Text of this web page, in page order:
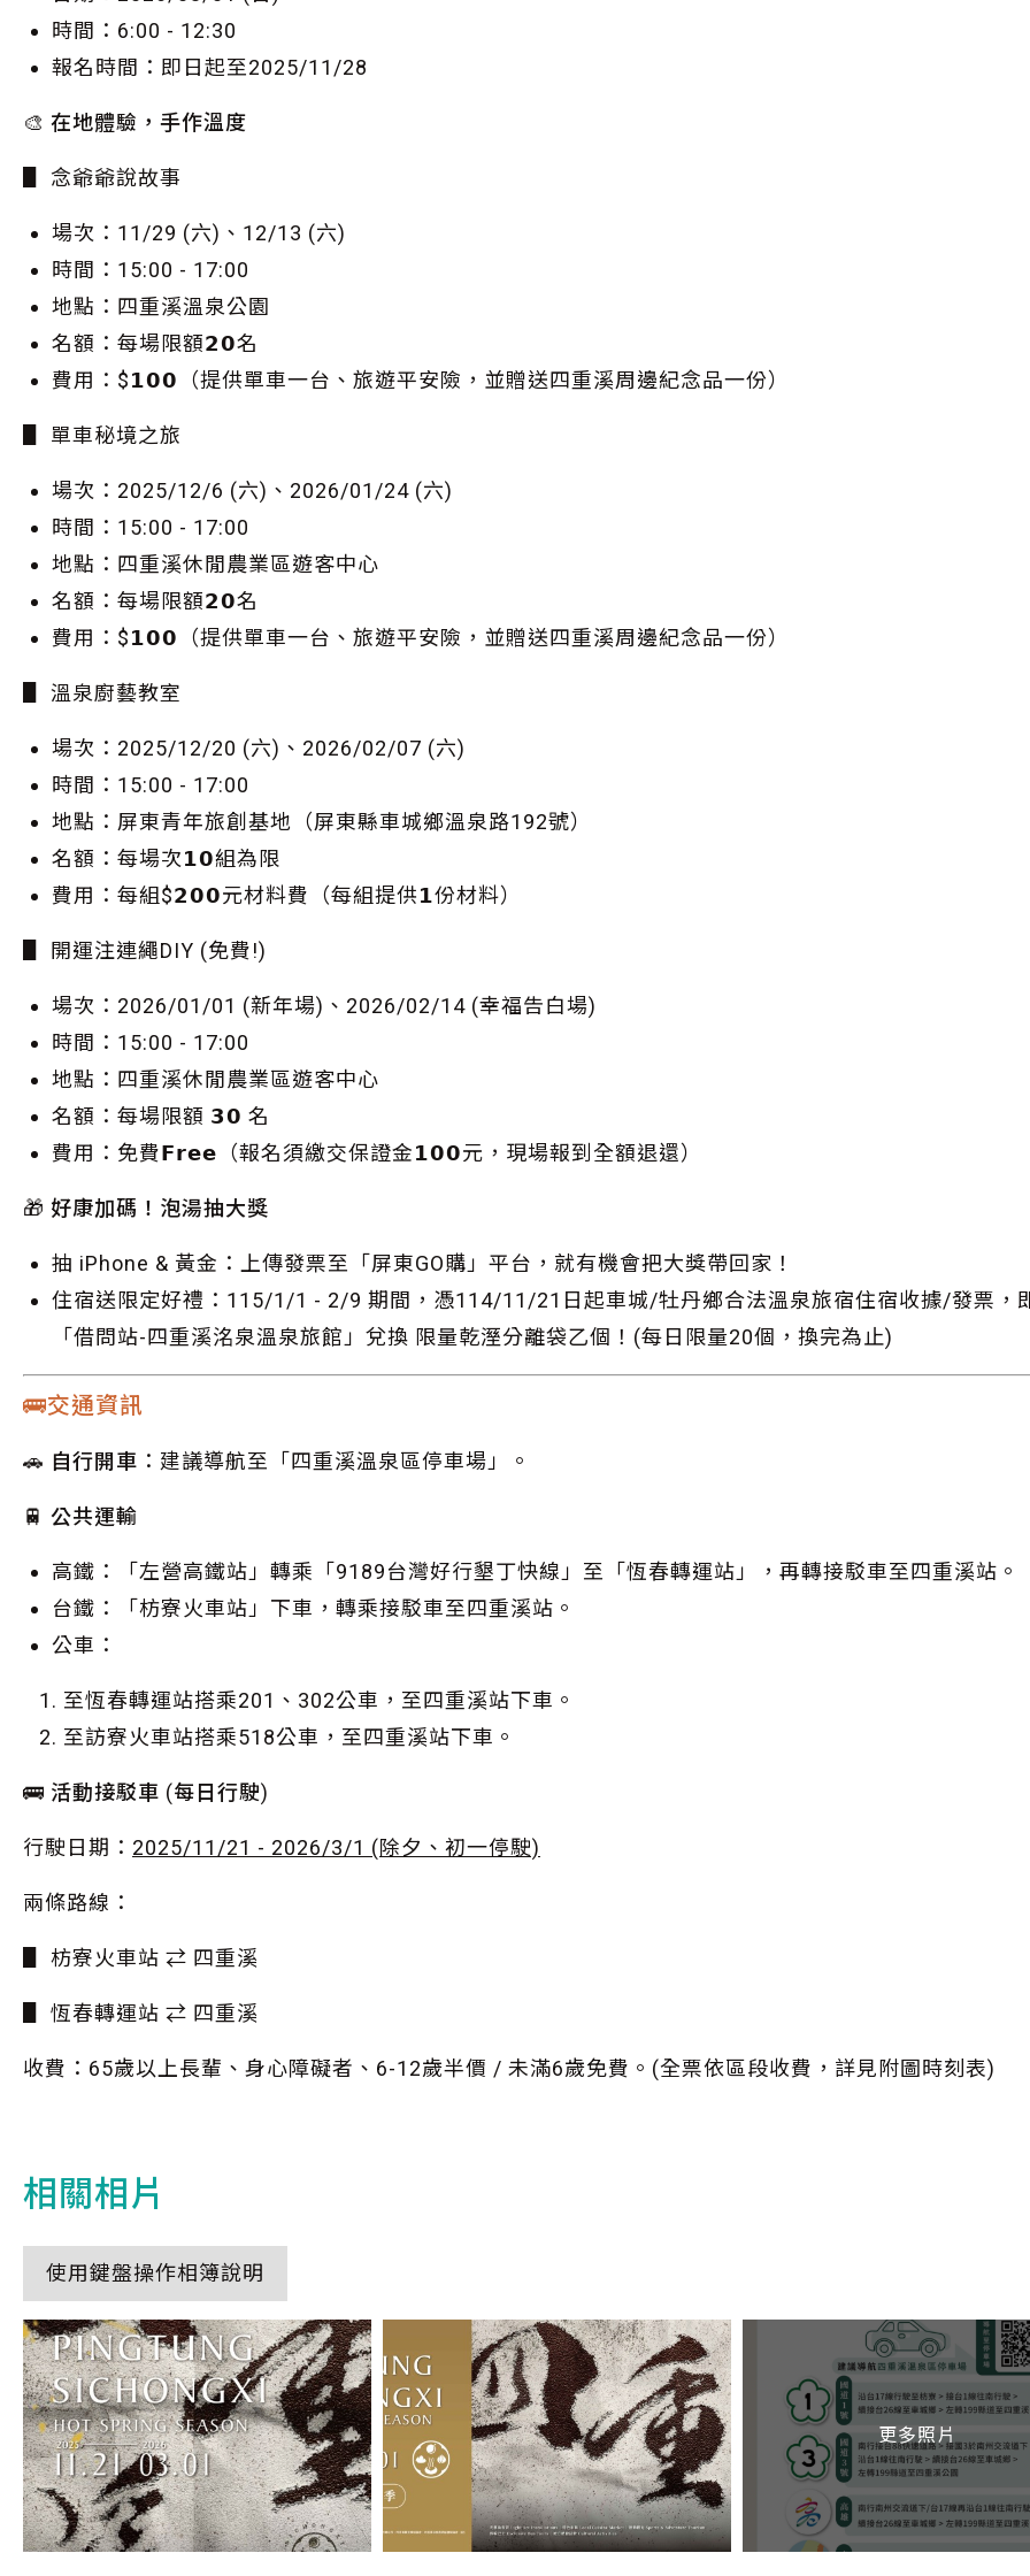
時間：6:00 - 12:30
報名時間：即日起至2025/11/28
🎨 在地體驗，手作溫度
▋ 念爺爺說故事
場次：11/29 (六)、12/13 (六)
時間：15:00 - 17:00
地點：四重溪溫泉公園
名額：每場限額𝟮𝟬名
費用：$𝟭𝟬𝟬（提供單車一台、旅遊平安險，並贈送四重溪周邊紀念品一份）
▋ 單車秘境之旅
場次：2025/12/6 (六)、2026/01/24 (六)
時間：15:00 - 17:00
地點：四重溪休閒農業區遊客中心
名額：每場限額𝟮𝟬名
費用：$𝟭𝟬𝟬（提供單車一台、旅遊平安險，並贈送四重溪周邊紀念品一份）
▋ 溫泉廚藝教室
場次：2025/12/20 (六)、2026/02/07 (六)
時間：15:00 - 17:00
地點：屏東青年旅創基地（屏東縣車城鄉溫泉路192號）
名額：每場次𝟭𝟬組為限
費用：每組$𝟮𝟬𝟬元材料費（每組提供𝟭份材料）
▋ 開運注連繩DIY (免費!)
場次：2026/01/01 (新年場)、2026/02/14 (幸福告白場)
時間：15:00 - 17:00
地點：四重溪休閒農業區遊客中心
名額：每場限額 𝟯𝟬 名
費用：免費𝗙𝗿𝗲𝗲（報名須繳交保證金𝟭𝟬𝟬元，現場報到全額退還）
🎁 好康加碼！泡湯抽大獎
抽 iPhone & 黃金：上傳發票至「屏東GO購」平台，就有機會把大獎帶回家！
住宿送限定好禮：115/1/1 - 2/9 期間，憑114/11/21日起車城/牡丹鄉合法溫泉旅宿住宿收據/發票，
「借問站-四重溪洺泉溫泉旅館」兌換 限量乾溼分離袋乙個！(每日限量20個，換完為止)
🚌交通資訊
🚗 自行開車 ：建議導航至「四重溪溫泉區停車場」。
🚆 公共運輸
高鐵：「左營高鐵站」轉乘「9189台灣好行墾丁快線」至「恆春轉運站」，再轉接駁車至四重溪站。
台鐵：「枋寮火車站」下車，轉乘接駁車至四重溪站。
公車：
至恆春轉運站搭乘201、302公車，至四重溪站下車。
至訪寮火車站搭乘518公車，至四重溪站下車。
🚌 活動接駁車 (每日行駛)
行駛日期： 2025/11/21 - 2026/3/1 (除夕、初一停駛)
兩條路線：
▋ 枋寮火車站 ⇄ 四重溪
▋ 恆春轉運站 ⇄ 四重溪
收費：65歲以上長輩、身心障礙者、6-12歲半價 / 未滿6歲免費。(全票依區段收費，詳見附圖時刻表)
相關相片
使用鍵盤操作相簿說明
更多照片